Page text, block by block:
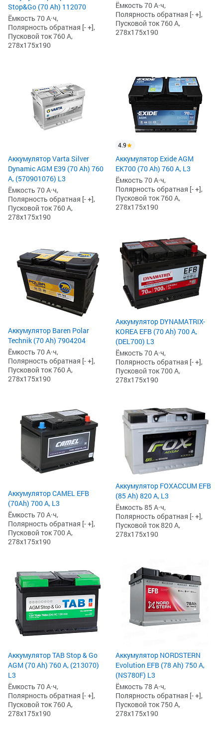
Stop&Go (70 Ah) 112070
Ёмкость 70 А·ч,
Полярность обратная [- +],
Пусковой ток 760 А,
278x175x190
Ёмкость 70 А·ч,
Полярность обратная [- +],
Пусковой ток 760 А,
278x175x190
Аккумулятор Varta Silver
Dynamic AGM E39 (70 Ah) 760
А, (570901076) L3
Ёмкость 70 А·ч,
Полярность обратная [- +],
Пусковой ток 760 А,
278x175x190
4.9
Аккумулятор Exide AGM
EK700 (70 Ah) 760 А, L3
Ёмкость 70 А·ч,
Полярность обратная [- +],
Пусковой ток 760 А,
278x175x190
Аккумулятор Baren Polar
Technik (70 Ah) 7904204
Ёмкость 70 А·ч,
Полярность обратная [- +],
Пусковой ток 760 А,
278x175x190
Аккумулятор DYNAMATRIX-
KOREA EFB (70 Ah) 700 А,
(DEL700) L3
Ёмкость 70 А·ч,
Полярность обратная [- +],
Пусковой ток 700 А,
278x175x190
Аккумулятор CAMEL EFB
(70Ah) 700 А, L3
Ёмкость 70 А·ч,
Полярность обратная [- +],
Пусковой ток 700 А,
278x175x190
Аккумулятор FOXACCUM EFB
(85 Ah) 820 А, L3
Ёмкость 85 А·ч,
Полярность обратная [- +],
Пусковой ток 820 А,
278x175x190
Аккумулятор TAB Stop & Go
AGM (70 Ah) 760 А, (213070)
L3
Ёмкость 70 А·ч,
Полярность обратная [- +],
Пусковой ток 760 А,
278x175x190
Аккумулятор NORDSTERN
Evolution EFB (78 Ah) 750 А,
(NS780F) L3
Ёмкость 78 А·ч,
Полярность обратная [- +],
Пусковой ток 750 А,
278x175x190